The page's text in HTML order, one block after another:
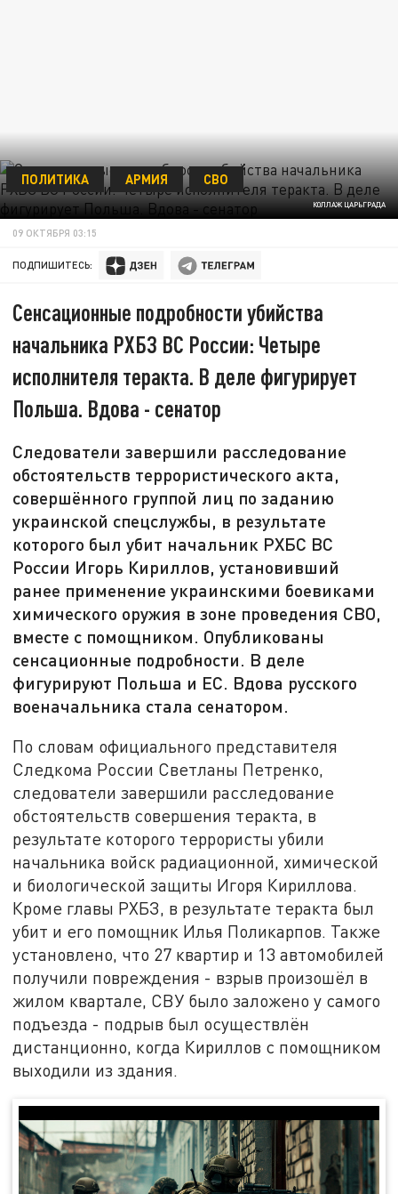
КОЛЛАЖ ЦАРЬГРАДА
ПОЛИТИКА АРМИЯ СВО
09 ОКТЯБРЯ 03:15
ПОДПИШИТЕСЬ:
Сенсационные подробности убийства
начальника РХБЗ ВС России: Четыре
исполнителя теракта. В деле фигурирует
Польша. Вдова - сенатор
Следователи завершили расследование
обстоятельств террористического акта,
совершённого группой лиц по заданию
украинской спецслужбы, в результате
которого был убит начальник РХБС ВС
России Игорь Кириллов, установивший
ранее применение украинскими боевиками
химического оружия в зоне проведения СВО,
вместе с помощником. Опубликованы
сенсационные подробности. В деле
фигурируют Польша и ЕС. Вдова русского
военачальника стала сенатором.
По словам официального представителя
Следкома России Светланы Петренко,
следователи завершили расследование
обстоятельств совершения теракта, в
результате которого террористы убили
начальника войск радиационной, химической
и биологической защиты Игоря Кириллова.
Кроме главы РХБЗ, в результате теракта был
убит и его помощник Илья Поликарпов. Также
установлено, что 27 квартир и 13 автомобилей
получили повреждения - взрыв произошёл в
жилом квартале, СВУ было заложено у самого
подъезда - подрыв был осуществлён
дистанционно, когда Кириллов с помощником
выходили из здания.